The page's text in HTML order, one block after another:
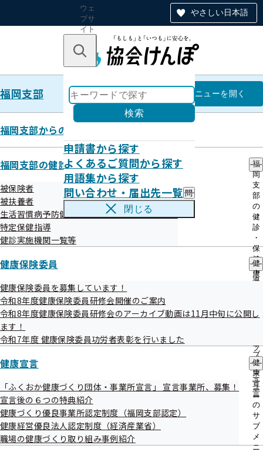
やさしい日本語
ウェ
ブサ
イト
のナ
ン
キーワードで探す
検索
申請書から探す
よくあるご質問から探す
用語集から探す
問い合わせ・届出先一覧 問
い
・
の
サ
閉じる
福岡支部 福岡支部
メニューを開く
福岡支部からのお知らせ
福岡支部の健診・保健指導のご案内
福
岡
支
部
の
健
診
・
保
健
指
導
案
サ
ブ
メ
ニ
ュ
ー
被保険者
被扶養者
生活習慣病予防健診等実施機関の募集について
特定保健指導
健診実施機関一覧等
健康保険委員
健
康
員
ブ
メ
ニ
ュ
ー
健康保険委員を募集しています！
令和8年度健康保険委員研修会開催のご案内
令和8年度健康保険委員研修会のアーカイブ動画は11月中旬に公開し
ます！
令和7年度 健康保険委員功労者表彰を行いました
健康宣言
健
康
宣
言
の
サ
ブ
メ
ニ
「ふくおか健康づくり団体・事業所宣言」 宣言事業所、募集！
宣言後の６つの特典紹介
健康づくり優良事業所認定制度（福岡支部認定）
健康経営優良法人認定制度（経済産業省）
職場の健康づくり取り組み事例紹介
メールマガジン 令和8年4月20日
発行
健診がさらに充実！人間ドック健診等が追加されました！
協会けんぽ　福岡支部メールマガジン　４月号
こんにちは！協会けんぽ福岡支部の【おこめ】です。
今月号では、令和８年度の健診についてお届けします♪
健診のお得な情報は、協会けんぽ福岡支部LINE公式アカウントでタ
イムリーに配信しています。
友だち追加をして、お得情報の見逃しを防止しましょう。
▼友だち追加はこちら
○https://lin.ee/zAwcXkf
○ID検索「@kenpo_fukuoka」
「@kenpo_fukuoka」を入力、検索して登録できます
――――――――――――――――――――――――――――――――――――――
◆ クイズ